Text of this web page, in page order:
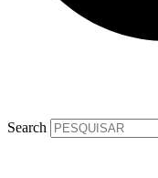
Search